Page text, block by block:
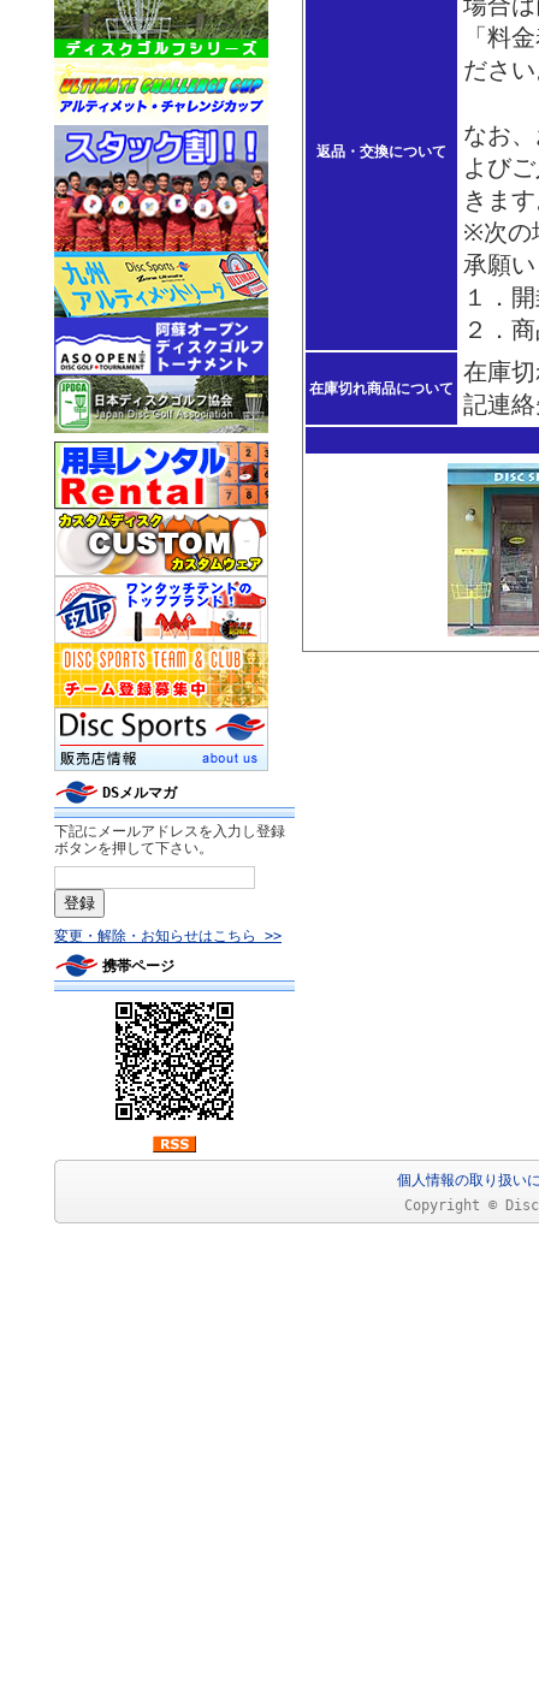
DSメルマガ
下記にメールアドレスを入力し登録
ボタンを押して下さい。
変更・解除・お知らせはこちら >>
携帯ページ
返品・交換について
「料
ださ
なお
よび
きま
※次の
承願
１．
２．
在庫切れ商品について
在庫
記連
個人情報の取り扱い
Copyright ©